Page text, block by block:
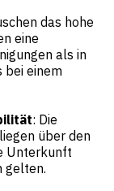
das hohe
eine
als in
bei einem
: Die
über den
Unterkunft
gelten.